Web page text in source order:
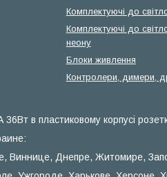
Комплектуючі до
Комплектуючі до
неону
Блоки живлення
Контролери, димери,
в пластиковому корпусі
Виннице, Днепре, Житомире,